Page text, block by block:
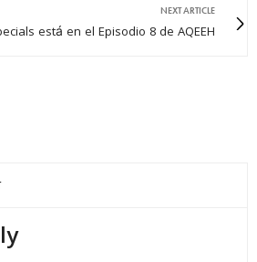
NEXT ARTICLE
está en el Episodio 8 de AQEEH